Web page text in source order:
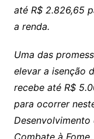
até R$ 2.826,65
a renda.
Uma das
elevar a isenção
recebe até R$
para ocorrer
Desenvolvimento
Combate à